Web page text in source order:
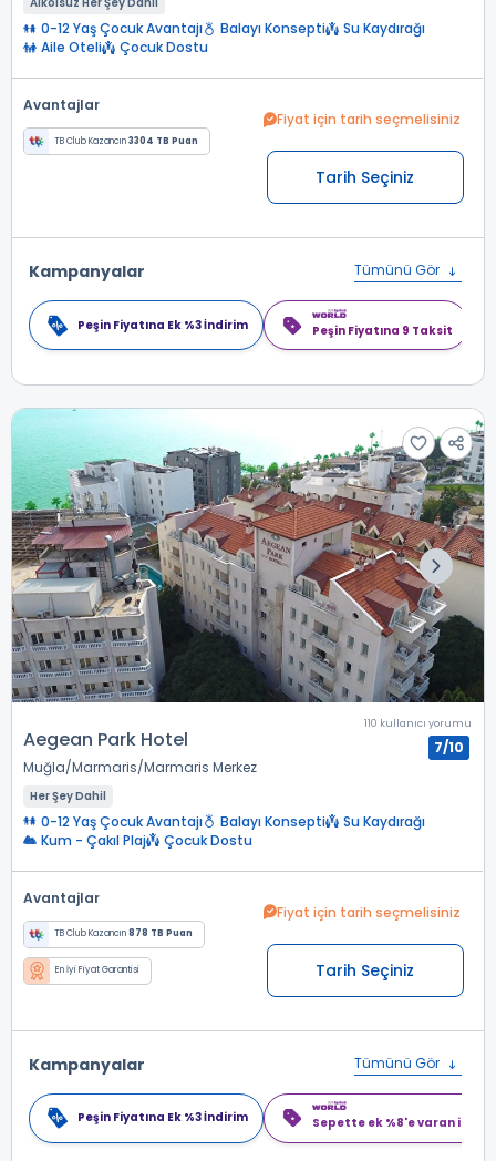
0-12 Yaş Çocuk Avantajı Balayı Konsepti
Su Kaydırağı
Aile Oteli
Çocuk Dostu
Avantajlar
TB Club Kazancın3304 TB Puan
Fiyat için tarih seçmelisiniz
Tarih Seçiniz
Kampanyalar Tümünü Gör
Peşin Fiyatına Ek %3 İndirim Peşin Fiyatına 9 Taksit
Aegean Park Hotel
Muğla Marmaris Marmaris Merkez
110 kullanıcı yorumu
7/10
Her Şey Dahil
0-12 Yaş Çocuk Avantajı Balayı Konsepti
Su Kaydırağı
Kum - Çakıl Plaj
Çocuk Dostu
Avantajlar
TB Club Kazancın878 TB Puan
En İyi Fiyat Garantisi
Fiyat için tarih seçmelisiniz
Tarih Seçiniz
Kampanyalar Tümünü Gör
Peşin Fiyatına Ek %3 İndirim Sepette ek %8'e varan